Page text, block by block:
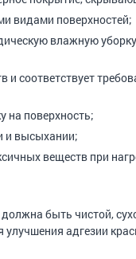
видами поверхностей;
влажную
соответствует
на поверхность;
и высыхании;
веществ при
быть чистой,
адгезии